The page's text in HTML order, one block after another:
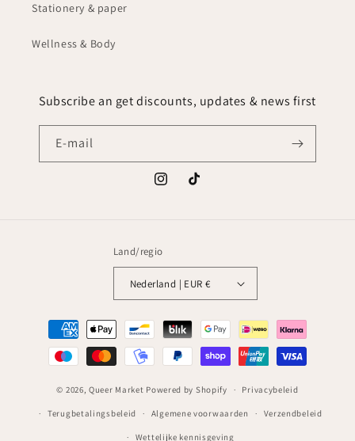
Stationery & paper
Wellness & Body
Subscribe an get discounts, updates & news first
E‑mail
InstagramTikTok
Land/regio
Nederland | EUR €
Betaalmethoden
© 2026,Queer Market Powered by Shopify Privacybeleid
Terugbetalingsbeleid Algemene voorwaarden Verzendbeleid
Wettelijke kennisgeving